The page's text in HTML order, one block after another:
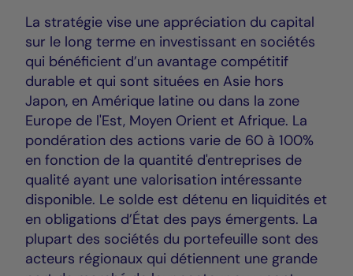
La stratégie vise une appréciation du capital
sur le long terme en investissant en sociétés
qui bénéficient d’un avantage compétitif
durable et qui sont situées en Asie hors
Japon, en Amérique latine ou dans la zone
Europe de l'Est, Moyen Orient et Afrique. La
pondération des actions varie de 60 à 100%
en fonction de la quantité d'entreprises de
qualité ayant une valorisation intéressante
disponible. Le solde est détenu en liquidités et
en obligations d’État des pays émergents. La
plupart des sociétés du portefeuille sont des
acteurs régionaux qui détiennent une grande